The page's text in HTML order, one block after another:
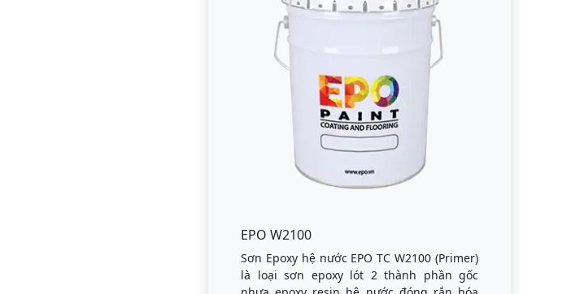
EPO W2100
Sơn Epoxy hệ nước EPO TC W2100 (Primer)
là loại sơn epoxy lót 2 thành phần gốc